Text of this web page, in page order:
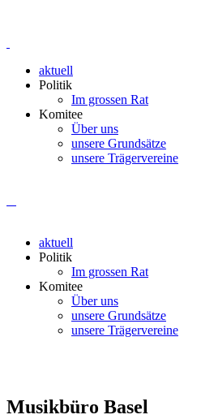
aktuell
Politik
Im grossen Rat
Komitee
Über uns
unsere Grundsätze
unsere Trägervereine
aktuell
Politik
Im grossen Rat
Komitee
Über uns
unsere Grundsätze
unsere Trägervereine
Musikbüro Basel